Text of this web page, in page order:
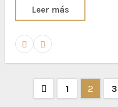
Leer más
1 2 3